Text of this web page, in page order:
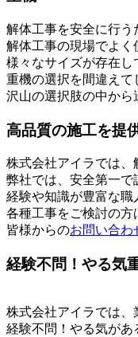
解体工事を安全に行う
解体工事の現場でよく
様々なサイズが存在し
重機の選択を間違えて
沢山の選択肢の中から
高品質の施工を提
株式会社アイラでは、
弊社では、安全第一で
経験や知識が豊富な職
各種工事をご検討の方
皆様からのお問い合わ
経験不問！やる気
株式会社アイラでは、
経験不問！やる気があ